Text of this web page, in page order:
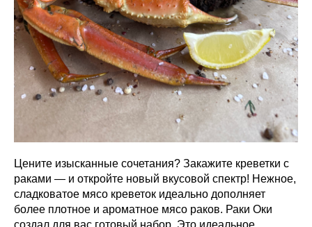
Цените изысканные сочетания? Закажите креветки с
раками — и откройте новый вкусовой спектр! Нежное,
сладковатое мясо креветок идеально дополняет
более плотное и ароматное мясо раков. Раки Оки
создал для вас готовый набор. Это идеальное